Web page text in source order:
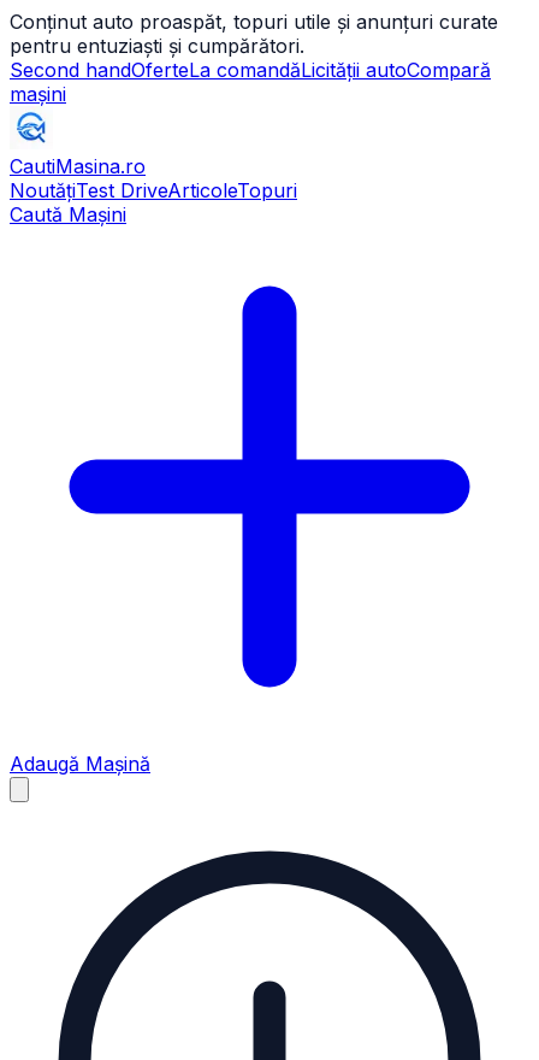
Conținut auto proaspăt, topuri utile și anunțuri curate
pentru entuziaști și cumpărători.
Second handOferteLa comandăLicității autoCompară
mașini
CautiMasina.ro
NoutățiTest DriveArticoleTopuri
Caută Mașini
Adaugă Mașină